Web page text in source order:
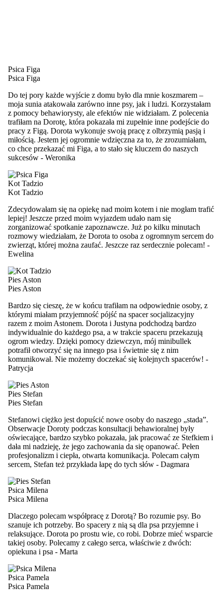
Psica Figa
Psica Figa
Do tej pory każde wyjście z domu było dla mnie koszmarem –
moja sunia atakowała zarówno inne psy, jak i ludzi. Korzystałam
z pomocy behawiorysty, ale efektów nie widziałam. Z polecenia
trafiłam na Dorotę, która pokazała mi zupełnie inne podejście do
pracy z Figą. Dorota wykonuje swoją pracę z olbrzymią pasją i
miłością. Jestem jej ogromnie wdzięczna za to, że zrozumiałam,
co chce przekazać mi Figa, a to stało się kluczem do naszych
sukcesów - Weronika
Kot Tadzio
Kot Tadzio
Zdecydowałam się na opiekę nad moim kotem i nie mogłam trafić
lepiej! Jeszcze przed moim wyjazdem udało nam się
zorganizować spotkanie zapoznawcze. Już po kilku minutach
rozmowy wiedziałam, że Dorota to osoba z ogromnym sercem do
zwierząt, której można zaufać. Jeszcze raz serdecznie polecam! -
Ewelina
Pies Aston
Pies Aston
Bardzo się cieszę, że w końcu trafiłam na odpowiednie osoby, z
którymi miałam przyjemność pójść na spacer socjalizacyjny
razem z moim Astonem. Dorota i Justyna podchodzą bardzo
indywidualnie do każdego psa, a w trakcie spaceru przekazują
ogrom wiedzy. Dzięki pomocy dziewczyn, mój minibullek
potrafił otworzyć się na innego psa i świetnie się z nim
komunikował. Nie możemy doczekać się kolejnych spacerów! -
Patrycja
Pies Stefan
Pies Stefan
Stefanowi ciężko jest dopuścić nowe osoby do naszego „stada”.
Obserwacje Doroty podczas konsultacji behawioralnej były
oświecające, bardzo szybko pokazała, jak pracować ze Stefkiem i
dała mi nadzieję, że jego zachowania da się opanować. Pełen
profesjonalizm i ciepła, otwarta komunikacja. Polecam całym
sercem, Stefan też przykłada łapę do tych słów - Dagmara
Psica Milena
Psica Milena
Dlaczego polecam współpracę z Dorotą? Bo rozumie psy. Bo
szanuje ich potrzeby. Bo spacery z nią są dla psa przyjemne i
relaksujące. Dorota po prostu wie, co robi. Dobrze mieć wsparcie
takiej osoby. Polecamy z całego serca, właściwie z dwóch:
opiekuna i psa - Marta
Psica Pamela
Psica Pamela